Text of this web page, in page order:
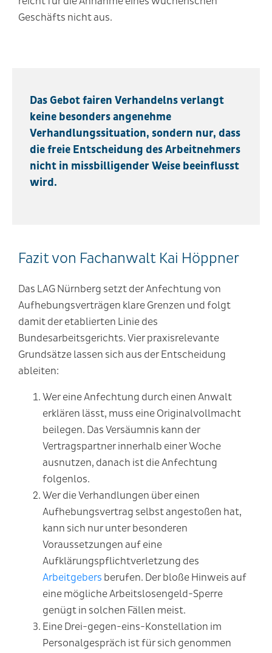
Geschäfts nicht aus.
Das Gebot fairen Verhandelns verlangt
keine besonders angenehme
Verhandlungssituation, sondern nur, dass
die freie Entscheidung des Arbeitnehmers
nicht in missbilligender Weise beeinflusst
wird.
Fazit von Fachanwalt Kai Höppner
Das LAG Nürnberg setzt der Anfechtung von
Aufhebungsverträgen klare Grenzen und folgt
damit der etablierten Linie des
Bundesarbeitsgerichts. Vier praxisrelevante
Grundsätze lassen sich aus der Entscheidung
ableiten:
Wer eine Anfechtung durch einen Anwalt
erklären lässt, muss eine Originalvollmacht
beilegen. Das Versäumnis kann der
Vertragspartner innerhalb einer Woche
ausnutzen, danach ist die Anfechtung
folgenlos.
Wer die Verhandlungen über einen
Aufhebungsvertrag selbst angestoßen hat,
kann sich nur unter besonderen
Voraussetzungen auf eine
Aufklärungspflichtverletzung des
Arbeitgebers berufen. Der bloße Hinweis auf
eine mögliche Arbeitslosengeld-Sperre
genügt in solchen Fällen meist.
Eine Drei-gegen-eins-Konstellation im
Personalgespräch ist für sich genommen